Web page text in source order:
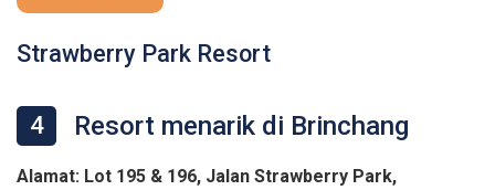
Strawberry Park Resort
4 Resort menarik di Brinchang
Alamat: Lot 195 & 196, Jalan Strawberry Park,